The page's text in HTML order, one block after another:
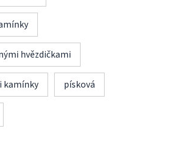
hvězdičkami
kamínky písková